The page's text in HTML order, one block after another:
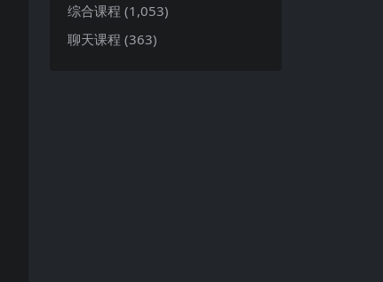
综合课程 (1,053)
聊天课程 (363)